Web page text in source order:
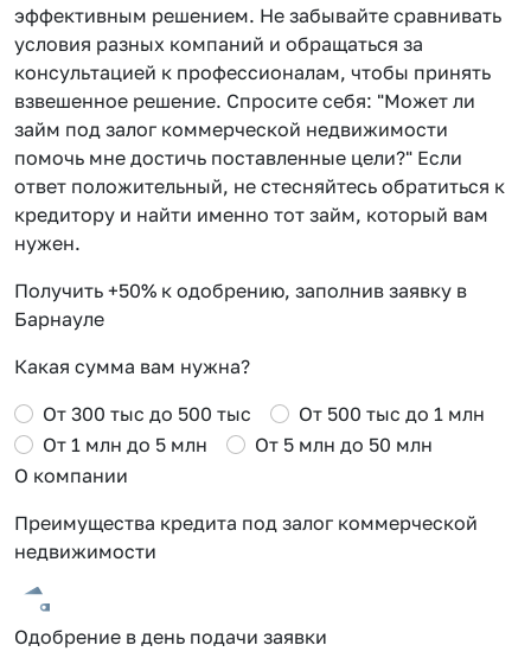
эффективным решением. Не забывайте сравнивать
условия разных компаний и обращаться за
консультацией к профессионалам, чтобы принять
взвешенное решение. Спросите себя: "Может ли
займ под залог коммерческой недвижимости
помочь мне достичь поставленные цели?" Если
ответ положительный, не стесняйтесь обратиться к
кредитору и найти именно тот займ, который вам
нужен.
Получить +50% к одобрению, заполнив заявку в
Барнауле
Какая сумма вам нужна?
От 300 тыс до 500 тыс
От 500 тыс до 1 млн
От 1 млн до 5 млн
От 5 млн до 50 млн
О компании
Преимущества кредита под залог коммерческой
недвижимости
Одобрение в день подачи заявки